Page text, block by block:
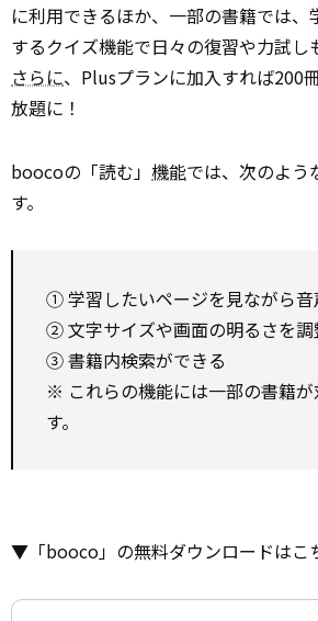
に利用できるほか、一部の書籍では、
するクイズ機能で日々の復習や力試し
さらに、Plusプランに加入すれば200
放題に！
boocoの「読む」 機能では、次のよう
す。
① 学習したいページを見ながら音
② 文字サイズや画面の明るさを調
③ 書籍内検索ができる
※ これらの機能には一部の書籍が
す。
▼「booco」の無料ダウンロードはこ